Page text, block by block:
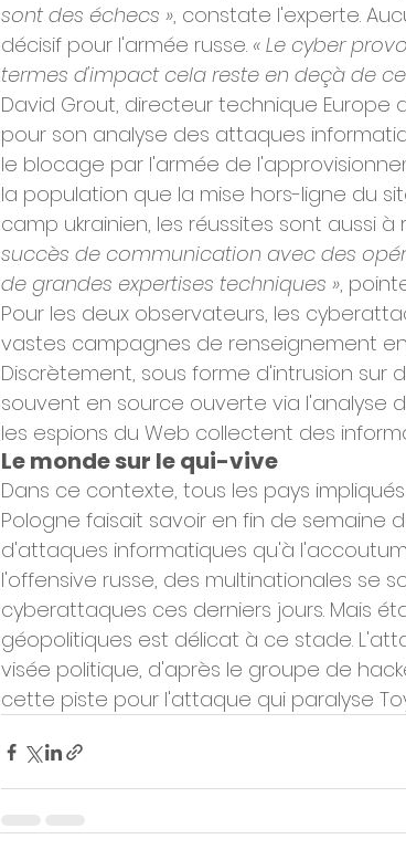
sont des échecs », constate l'experte.
décisif pour l'armée russe. « Le cyber
termes d'impact cela reste en deçà de
David Grout, directeur technique Europe
pour son analyse des attaques
le blocage par l'armée de
la population que la mise hors-ligne du
camp ukrainien, les réussites sont aussi à
succès de communication avec des
de grandes expertises techniques »,
Pour les deux observateurs, les
vastes campagnes de renseignement
Discrètement, sous forme d'intrusion sur
souvent en source ouverte via l'analyse
les espions du Web collectent des
Le monde sur le qui-vive
Dans ce contexte, tous les pays
Pologne faisait savoir en fin de semaine
d'attaques informatiques qu'à
l'offensive russe, des multinationales se
cyberattaques ces derniers jours. Mais
géopolitiques est délicat à ce stade.
visée politique, d'après le groupe de
cette piste pour l'attaque qui paralyse